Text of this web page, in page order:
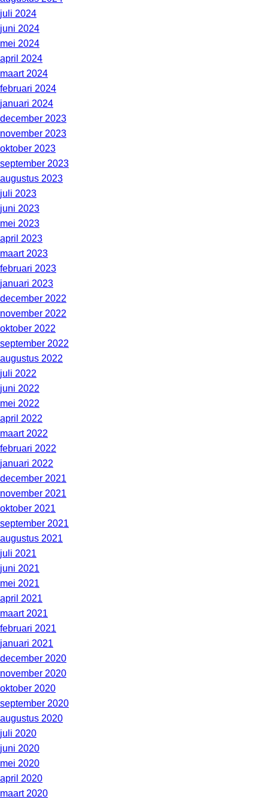
juli 2024
juni 2024
mei 2024
april 2024
maart 2024
februari 2024
januari 2024
december 2023
november 2023
oktober 2023
september 2023
augustus 2023
juli 2023
juni 2023
mei 2023
april 2023
maart 2023
februari 2023
januari 2023
december 2022
november 2022
oktober 2022
september 2022
augustus 2022
juli 2022
juni 2022
mei 2022
april 2022
maart 2022
februari 2022
januari 2022
december 2021
november 2021
oktober 2021
september 2021
augustus 2021
juli 2021
juni 2021
mei 2021
april 2021
maart 2021
februari 2021
januari 2021
december 2020
november 2020
oktober 2020
september 2020
augustus 2020
juli 2020
juni 2020
mei 2020
april 2020
maart 2020